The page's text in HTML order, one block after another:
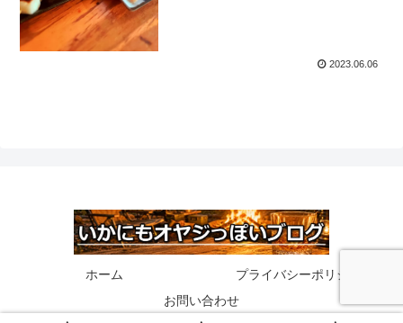
2023.06.06
ホーム
プライバシーポリシー
お問い合わせ